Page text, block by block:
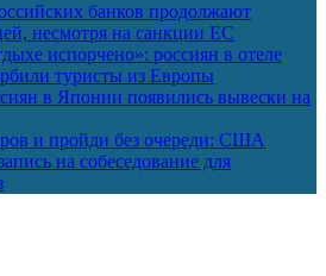
банков продолжают
несмотря на санкции ЕС
испорчено»: россиян в отеле
туристы из Европы
в Японии появились вывески на
и пройди без очереди: США
на собеседование для